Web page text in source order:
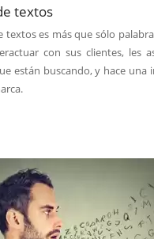
textos
textos es más que sólo
con sus clientes, les
están buscando, y hace una